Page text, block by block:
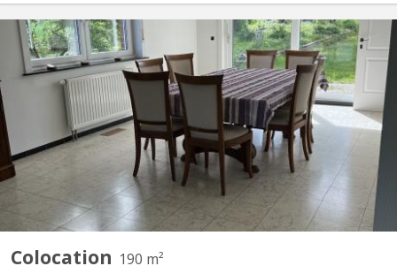
Colocation 190 m²
KV 2122
190 m² lumineux et entièrement équipés Grand jardin plein sud +
belle terrasse Complètement meublé et équipé Quartier calme à
proximité de Louvain la Neuve Places de parking devant la
maison 2 Chambres disponibles 18m² Chaque chambre est
meublée, lumineuse et comprend : Lit double, bureau,...